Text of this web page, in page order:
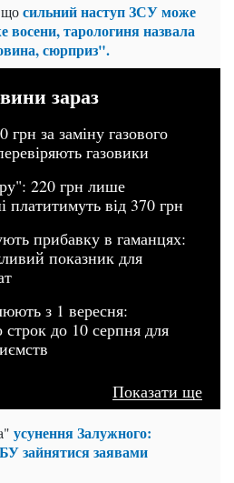
щосильний наступ ЗСУ може
восени, тарологиня назвала
сюрприз".
зараз
за заміну газового
газовики
220 грн лише
платитимуть від 370 грн
прибавку в гаманцях:
показник для
з 1 вересня:
до 10 серпня для
Показати ще
усунення Залужного:
зайнятися заявами